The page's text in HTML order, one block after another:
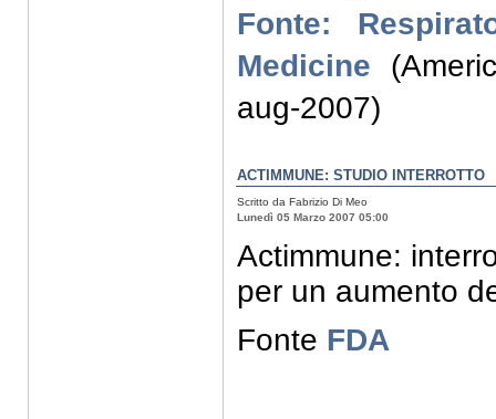
Fonte:
Medicine
aug-2007)
ACTIMMUNE: STUDIO INTERROTTO
Scritto da Fabrizio Di Meo
Lunedì 05 Marzo 2007 05:00
Actimmune:
per un aumento
Fonte FDA